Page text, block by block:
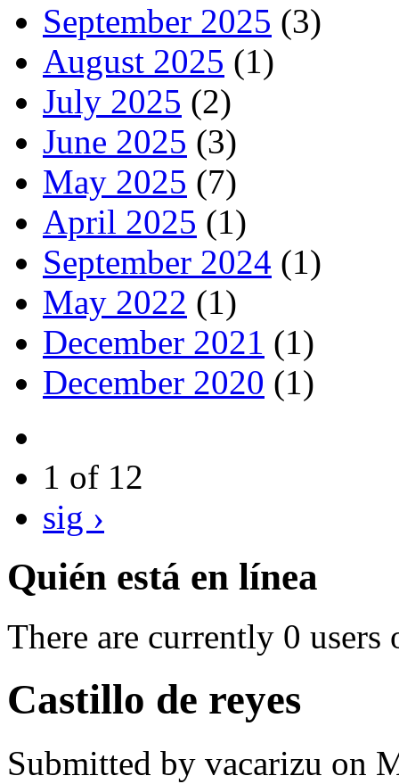
September 2025 (3)
August 2025 (1)
July 2025 (2)
June 2025 (3)
May 2025 (7)
April 2025 (1)
September 2024 (1)
May 2022 (1)
December 2021 (1)
December 2020 (1)
1 of 12
sig ›
Quién está en línea
There are currently 0 users
Castillo de reyes
Submitted by vacarizu on